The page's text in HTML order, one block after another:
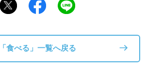
「食べる」一覧へ戻る